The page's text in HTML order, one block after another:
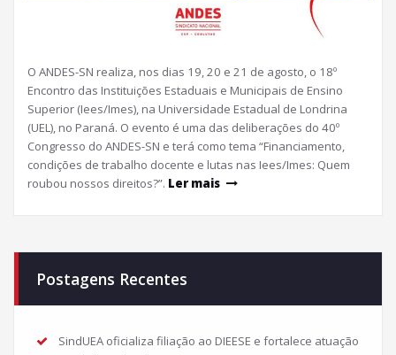
O ANDES-SN realiza, nos dias 19, 20 e 21 de agosto, o 18º
Encontro das Instituições Estaduais e Municipais de Ensino
Superior (Iees/Imes), na Universidade Estadual de Londrina
(UEL), no Paraná. O evento é uma das deliberações do 40º
Congresso do ANDES-SN e terá como tema “Financiamento,
condições de trabalho docente e lutas nas Iees/Imes: Quem
roubou nossos direitos?”. Ler mais
Postagens Recentes
SindUEA oficializa filiação ao DIEESE e fortalece atuação